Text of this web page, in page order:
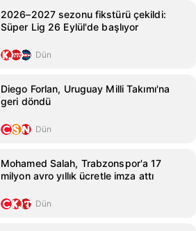
2026–2027 sezonu fikstürü çekildi:
Süper Lig 26 Eylül'de başlıyor
Dün
Diego Forlan, Uruguay Milli Takımı'na
geri döndü
Dün
Mohamed Salah, Trabzonspor'a 17
milyon avro yıllık ücretle imza attı
Dün